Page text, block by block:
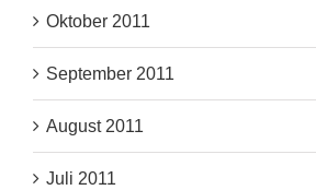
Oktober 2011
September 2011
August 2011
Juli 2011